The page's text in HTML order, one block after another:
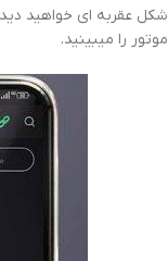
شکل عقربه ای خواهید
موتور را میبینید.